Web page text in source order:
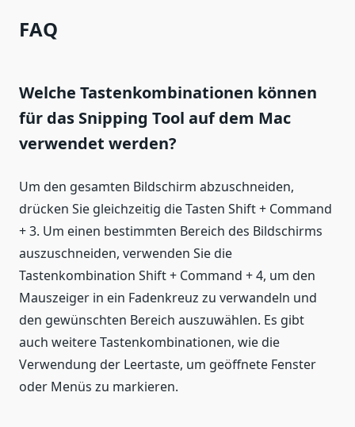
FAQ
Welche Tastenkombinationen können
für das Snipping Tool auf dem Mac
verwendet werden?
Um den gesamten Bildschirm abzuschneiden,
drücken Sie gleichzeitig die Tasten Shift + Command
+ 3. Um einen bestimmten Bereich des Bildschirms
auszuschneiden, verwenden Sie die
Tastenkombination Shift + Command + 4, um den
Mauszeiger in ein Fadenkreuz zu verwandeln und
den gewünschten Bereich auszuwählen. Es gibt
auch weitere Tastenkombinationen, wie die
Verwendung der Leertaste, um geöffnete Fenster
oder Menüs zu markieren.